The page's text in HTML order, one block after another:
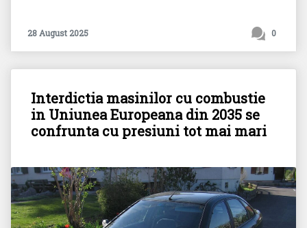
28 August 2025 0
Interdictia masinilor cu combustie
in Uniunea Europeana din 2035 se
confrunta cu presiuni tot mai mari